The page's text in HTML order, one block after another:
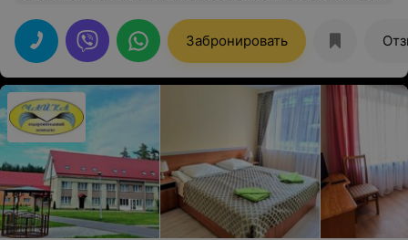
детей и взрослых. Большое спасибо персоналу.
Обязательно вернёмся ещё раз.Забронировать